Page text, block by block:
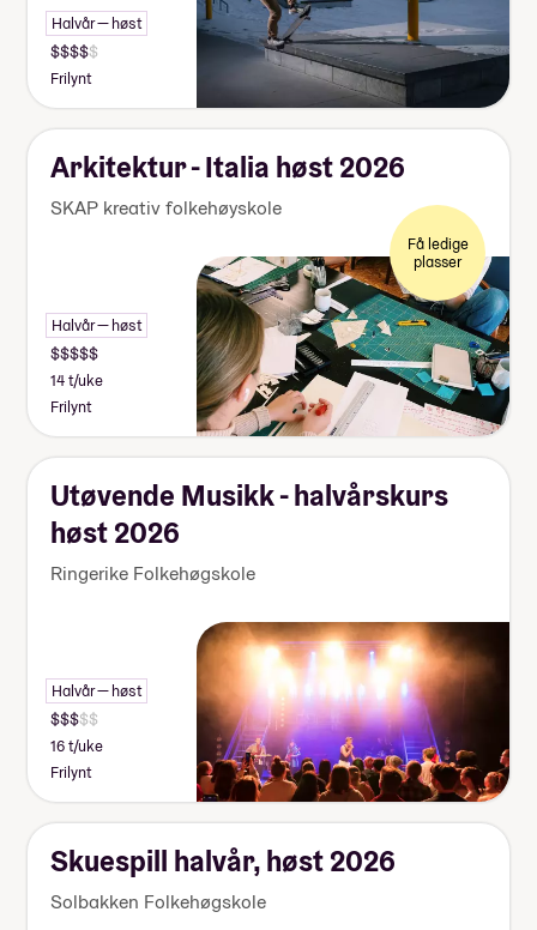
Halvår — høst
Frilynt
Arkitektur - Italia høst 2026
SKAP kreativ folkehøyskole
Få ledige
plasser
Halvår — høst
14 t/uke
Frilynt
Utøvende Musikk - halvårskurs
høst 2026
Ringerike Folkehøgskole
Halvår — høst
16 t/uke
Frilynt
Skuespill halvår, høst 2026
Solbakken Folkehøgskole